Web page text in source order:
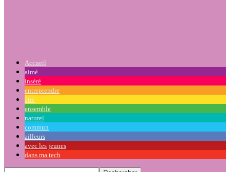
Accueil
aimé
inséré
entreprendre
être
ensemble
naturel
commun
ailleurs
avec les jeunes
dans ma tech